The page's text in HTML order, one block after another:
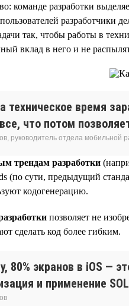
команде разработки
разработчики
так, чтобы работы в
вклад в него и не
техническое время
что потом
руководитель отдела мобильной
трендам разработки
(по сути, предыдущий
кодогенерацию.
позволяет не
сделать код более гибким.
80% экранов в iOS —
и применение